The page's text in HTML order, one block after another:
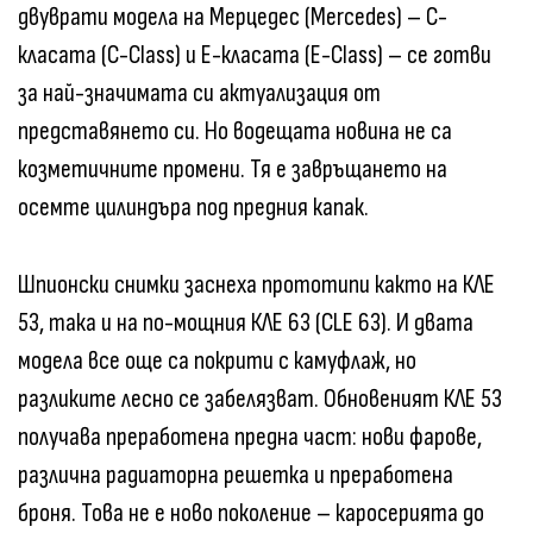
двуврати модела на Мерцедес (Mercedes) – С-
класата (C-Class) и Е-класата (E-Class) – се готви
за най-значимата си актуализация от
представянето си. Но водещата новина не са
козметичните промени. Тя е завръщането на
осемте цилиндъра под предния капак.
Шпионски снимки заснеха прототипи както на КЛЕ
53, така и на по-мощния КЛЕ 63 (CLE 63). И двата
модела все още са покрити с камуфлаж, но
разликите лесно се забелязват. Обновеният КЛЕ 53
получава преработена предна част: нови фарове,
различна радиаторна решетка и преработена
броня. Това не е ново поколение – каросерията до